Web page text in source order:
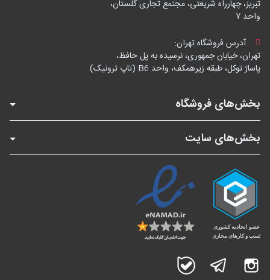
تبریز، چهارراه شریعتی، مجتمع تجاری گلستان،
واحد ۷
آدرس فروشگاه تهران:
تهران، خیابان جمهوری، نرسیده به پل حافظ،
پاساژ توکل، طبقه زیرهمکف، واحد B6 (تاپ ترونیک)
بخش‌های فروشگاه
بخش‌های سایت
اینستاگرام تلگرام